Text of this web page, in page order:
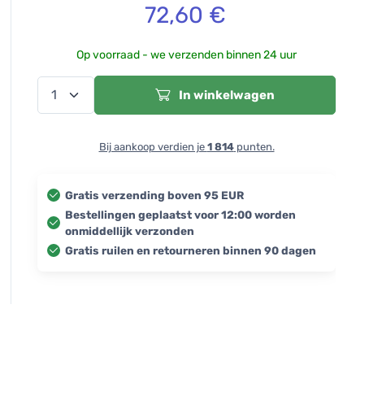
72,60 €
Op voorraad - we verzenden binnen 24 uur
In winkelwagen
Bij aankoop verdien je 1 814punten.
Gratis verzending boven 95 EUR
Bestellingen geplaatst voor 12:00 worden
onmiddellijk verzonden
Gratis ruilen en retourneren binnen 90 dagen